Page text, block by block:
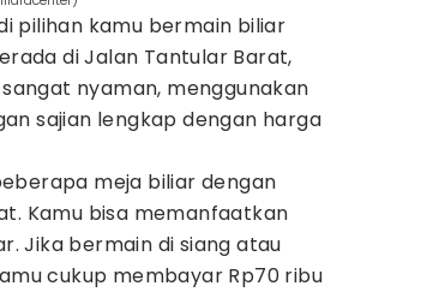
pilihan kamu bermain biliar
di Jalan Tantular Barat,
nyaman, menggunakan
sajian lengkap dengan harga
meja biliar dengan
Kamu bisa memanfaatkan
Jika bermain di siang atau
cukup membayar Rp70 ribu